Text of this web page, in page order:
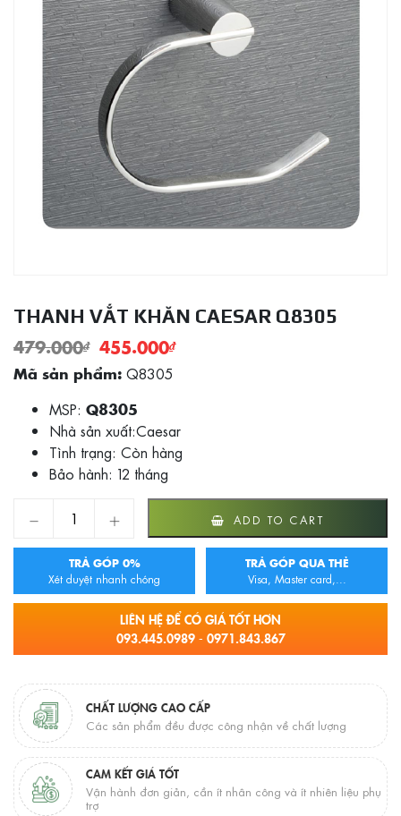
THANH VẮT KHĂN CAESAR Q8305
479.000₫ 455.000₫
Mã sản phẩm: Q8305
MSP: Q8305
Nhà sản xuất:Caesar
Tình trạng: Còn hàng
Bảo hành: 12 tháng
THANH VẮT KHĂN CAESAR Q8305 quantity
ADD TO CART
TRẢ GÓP 0%
Xét duyệt nhanh chóng
TRẢ GÓP QUA THẺ
Visa, Master card,...
LIÊN HỆ ĐỂ CÓ GIÁ TỐT HƠN
093.445.0989 - 0971.843.867
CHẤT LƯỢNG CAO CẤP
Các sản phẩm đều được công nhận về chất lượng
CAM KẾT GIÁ TỐT
Vận hành đơn giản, cần ít nhân công và ít nhiên liệu phụ
trợ